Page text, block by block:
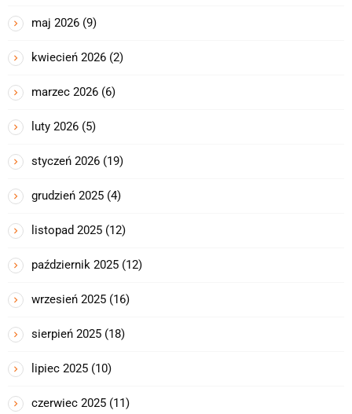
maj 2026 (9)
kwiecień 2026 (2)
marzec 2026 (6)
luty 2026 (5)
styczeń 2026 (19)
grudzień 2025 (4)
listopad 2025 (12)
październik 2025 (12)
wrzesień 2025 (16)
sierpień 2025 (18)
lipiec 2025 (10)
czerwiec 2025 (11)